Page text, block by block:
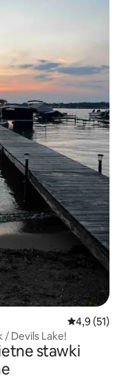
Średnia
4,9 (51)
/ Devils Lake!
stawki